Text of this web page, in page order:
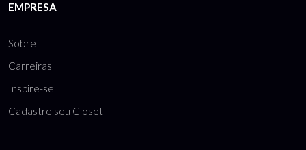
EMPRESA
Sobre
Carreiras
Inspire-se
Cadastre seu Closet